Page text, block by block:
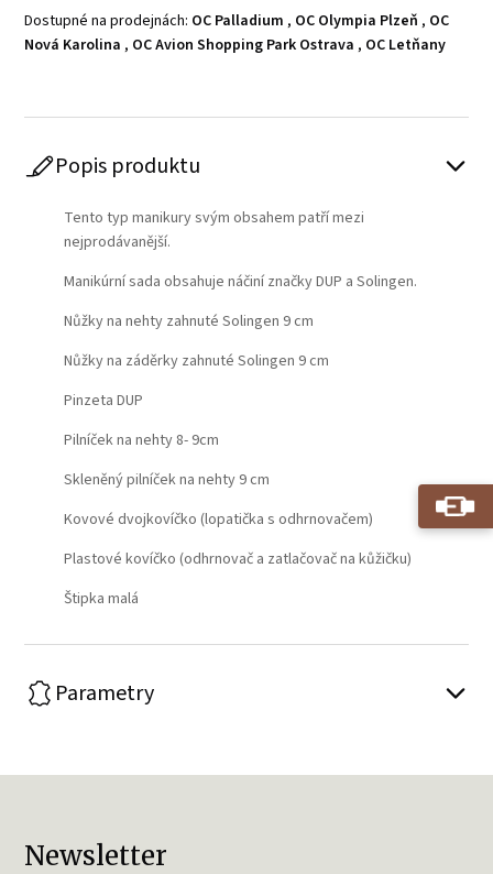
Dostupné na prodejnách: OC Palladium , OC Olympia Plzeň , OC
Nová Karolina , OC Avion Shopping Park Ostrava , OC Letňany
Popis produktu
Tento typ manikury svým obsahem patří mezi
nejprodávanější.
Manikúrní sada obsahuje náčiní značky DUP a Solingen.
Nůžky na nehty zahnuté Solingen 9 cm
Nůžky na záděrky zahnuté Solingen 9 cm
Pinzeta DUP
Pilníček na nehty 8- 9cm
Skleněný pilníček na nehty 9 cm
Kovové dvojkovíčko (lopatička s odhrnovačem)
Plastové kovíčko (odhrnovač a zatlačovač na kůžičku)
Štipka malá
Parametry
Newsletter